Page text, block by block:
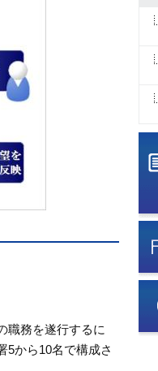
職務を遂行するに
5から10名で構成さ